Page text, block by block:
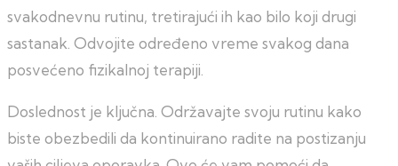
svakodnevnu rutinu, tretirajući ih kao bilo koji drugi
sastanak. Odvojite određeno vreme svakog dana
posvećeno fizikalnoj terapiji.
Doslednost je ključna. Održavajte svoju rutinu kako
biste obezbedili da kontinuirano radite na postizanju